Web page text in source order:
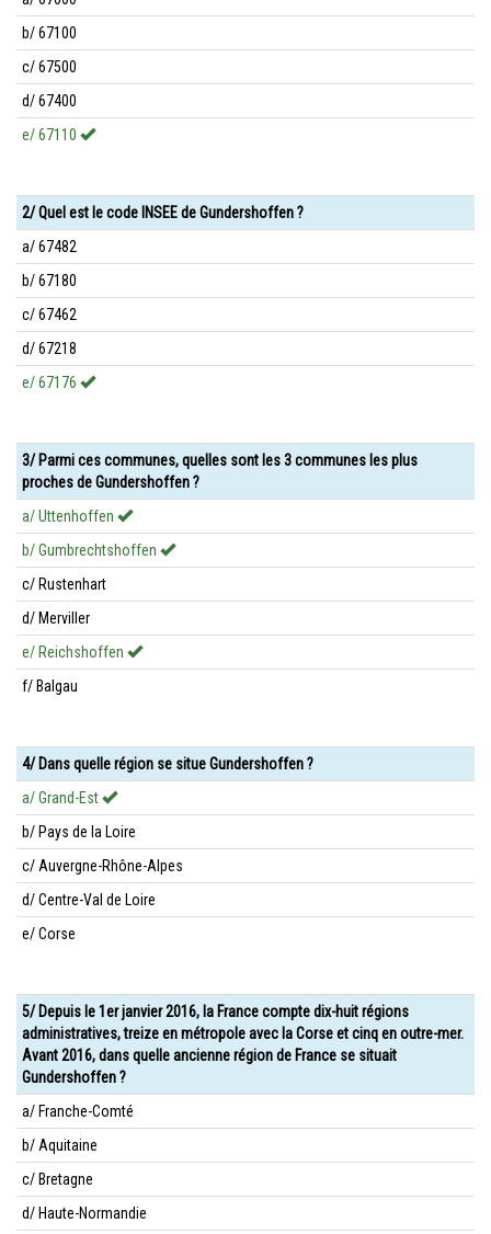
b/ 67100
c/ 67500
d/ 67400
e/ 67110
2/ Quel est le code INSEE de Gundershoffen ?
a/ 67482
b/ 67180
c/ 67462
d/ 67218
e/ 67176
3/ Parmi ces communes, quelles sont les 3 communes les plus
proches de Gundershoffen ?
a/ Uttenhoffen
b/ Gumbrechtshoffen
c/ Rustenhart
d/ Merviller
e/ Reichshoffen
f/ Balgau
4/ Dans quelle région se situe Gundershoffen ?
a/ Grand-Est
b/ Pays de la Loire
c/ Auvergne-Rhône-Alpes
d/ Centre-Val de Loire
e/ Corse
5/ Depuis le 1er janvier 2016, la France compte dix-huit régions
administratives, treize en métropole avec la Corse et cinq en outre-mer.
Avant 2016, dans quelle ancienne région de France se situait
Gundershoffen ?
a/ Franche-Comté
b/ Aquitaine
c/ Bretagne
d/ Haute-Normandie